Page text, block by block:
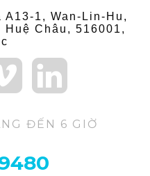
1, Wan-Lin-Hu,
Châu, 516001,
ĐẾN 6 GIỜ